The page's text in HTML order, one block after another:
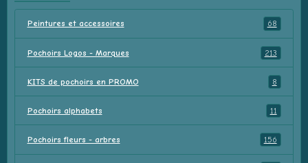
Peintures et accessoires 68
Pochoirs Logos - Marques 213
KITS de pochoirs en PROMO 8
Pochoirs alphabets 11
Pochoirs fleurs - arbres 156